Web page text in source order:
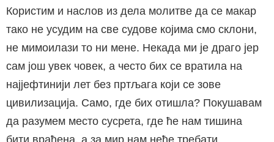
Користим и наслов из дела молитве да се макар
тако не усудим на све судове којима смо склони,
не мимоилази то ни мене. Некада ми је драго јер
сам још увек човек, а често бих се вратила на
најјефтинији лет без пртљага који се зове
цивилизација. Само, где бих отишла? Покушавам
да разумем место сусрета, где ће нам тишина